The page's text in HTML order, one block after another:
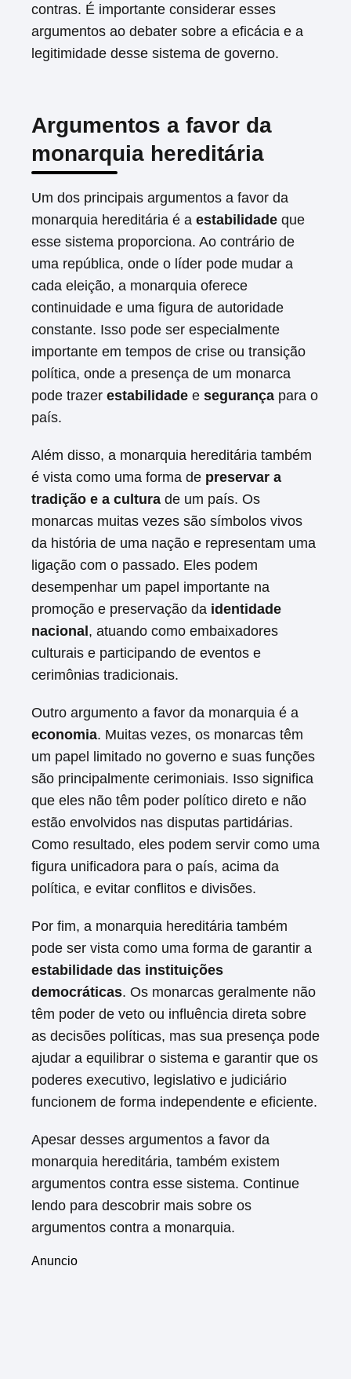
contras. É importante considerar esses
argumentos ao debater sobre a eficácia e a
legitimidade desse sistema de governo.
Argumentos a favor da
monarquia hereditária
Um dos principais argumentos a favor da
monarquia hereditária é a estabilidade que
esse sistema proporciona. Ao contrário de
uma república, onde o líder pode mudar a
cada eleição, a monarquia oferece
continuidade e uma figura de autoridade
constante. Isso pode ser especialmente
importante em tempos de crise ou transição
política, onde a presença de um monarca
pode trazer estabilidade e segurança para o
país.
Além disso, a monarquia hereditária também
é vista como uma forma de preservar a
tradição e a cultura de um país. Os
monarcas muitas vezes são símbolos vivos
da história de uma nação e representam uma
ligação com o passado. Eles podem
desempenhar um papel importante na
promoção e preservação da identidade
nacional , atuando como embaixadores
culturais e participando de eventos e
cerimônias tradicionais.
Outro argumento a favor da monarquia é a
economia. Muitas vezes, os monarcas têm
um papel limitado no governo e suas funções
são principalmente cerimoniais. Isso significa
que eles não têm poder político direto e não
estão envolvidos nas disputas partidárias.
Como resultado, eles podem servir como uma
figura unificadora para o país, acima da
política, e evitar conflitos e divisões.
Por fim, a monarquia hereditária também
pode ser vista como uma forma de garantir a
estabilidade das instituições
democráticas. Os monarcas geralmente não
têm poder de veto ou influência direta sobre
as decisões políticas, mas sua presença pode
ajudar a equilibrar o sistema e garantir que os
poderes executivo, legislativo e judiciário
funcionem de forma independente e eficiente.
Apesar desses argumentos a favor da
monarquia hereditária, também existem
argumentos contra esse sistema. Continue
lendo para descobrir mais sobre os
argumentos contra a monarquia.
Anuncio